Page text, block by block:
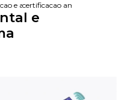
e auditoria ambiental
certificacao ambiental e
e